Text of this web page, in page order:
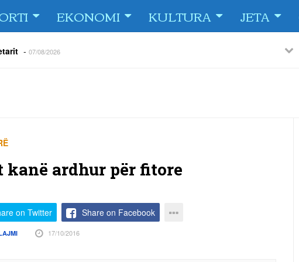
EKONOMI KULTURA JETA
Fiorin e San Marinos, duke i shënuar katër gola në pjesëlojën e dytë -
portofolin me dokumente dhe të holla
Previous
kanë ardhur për fitore
on Twitter Share on Facebook
17/10/2016